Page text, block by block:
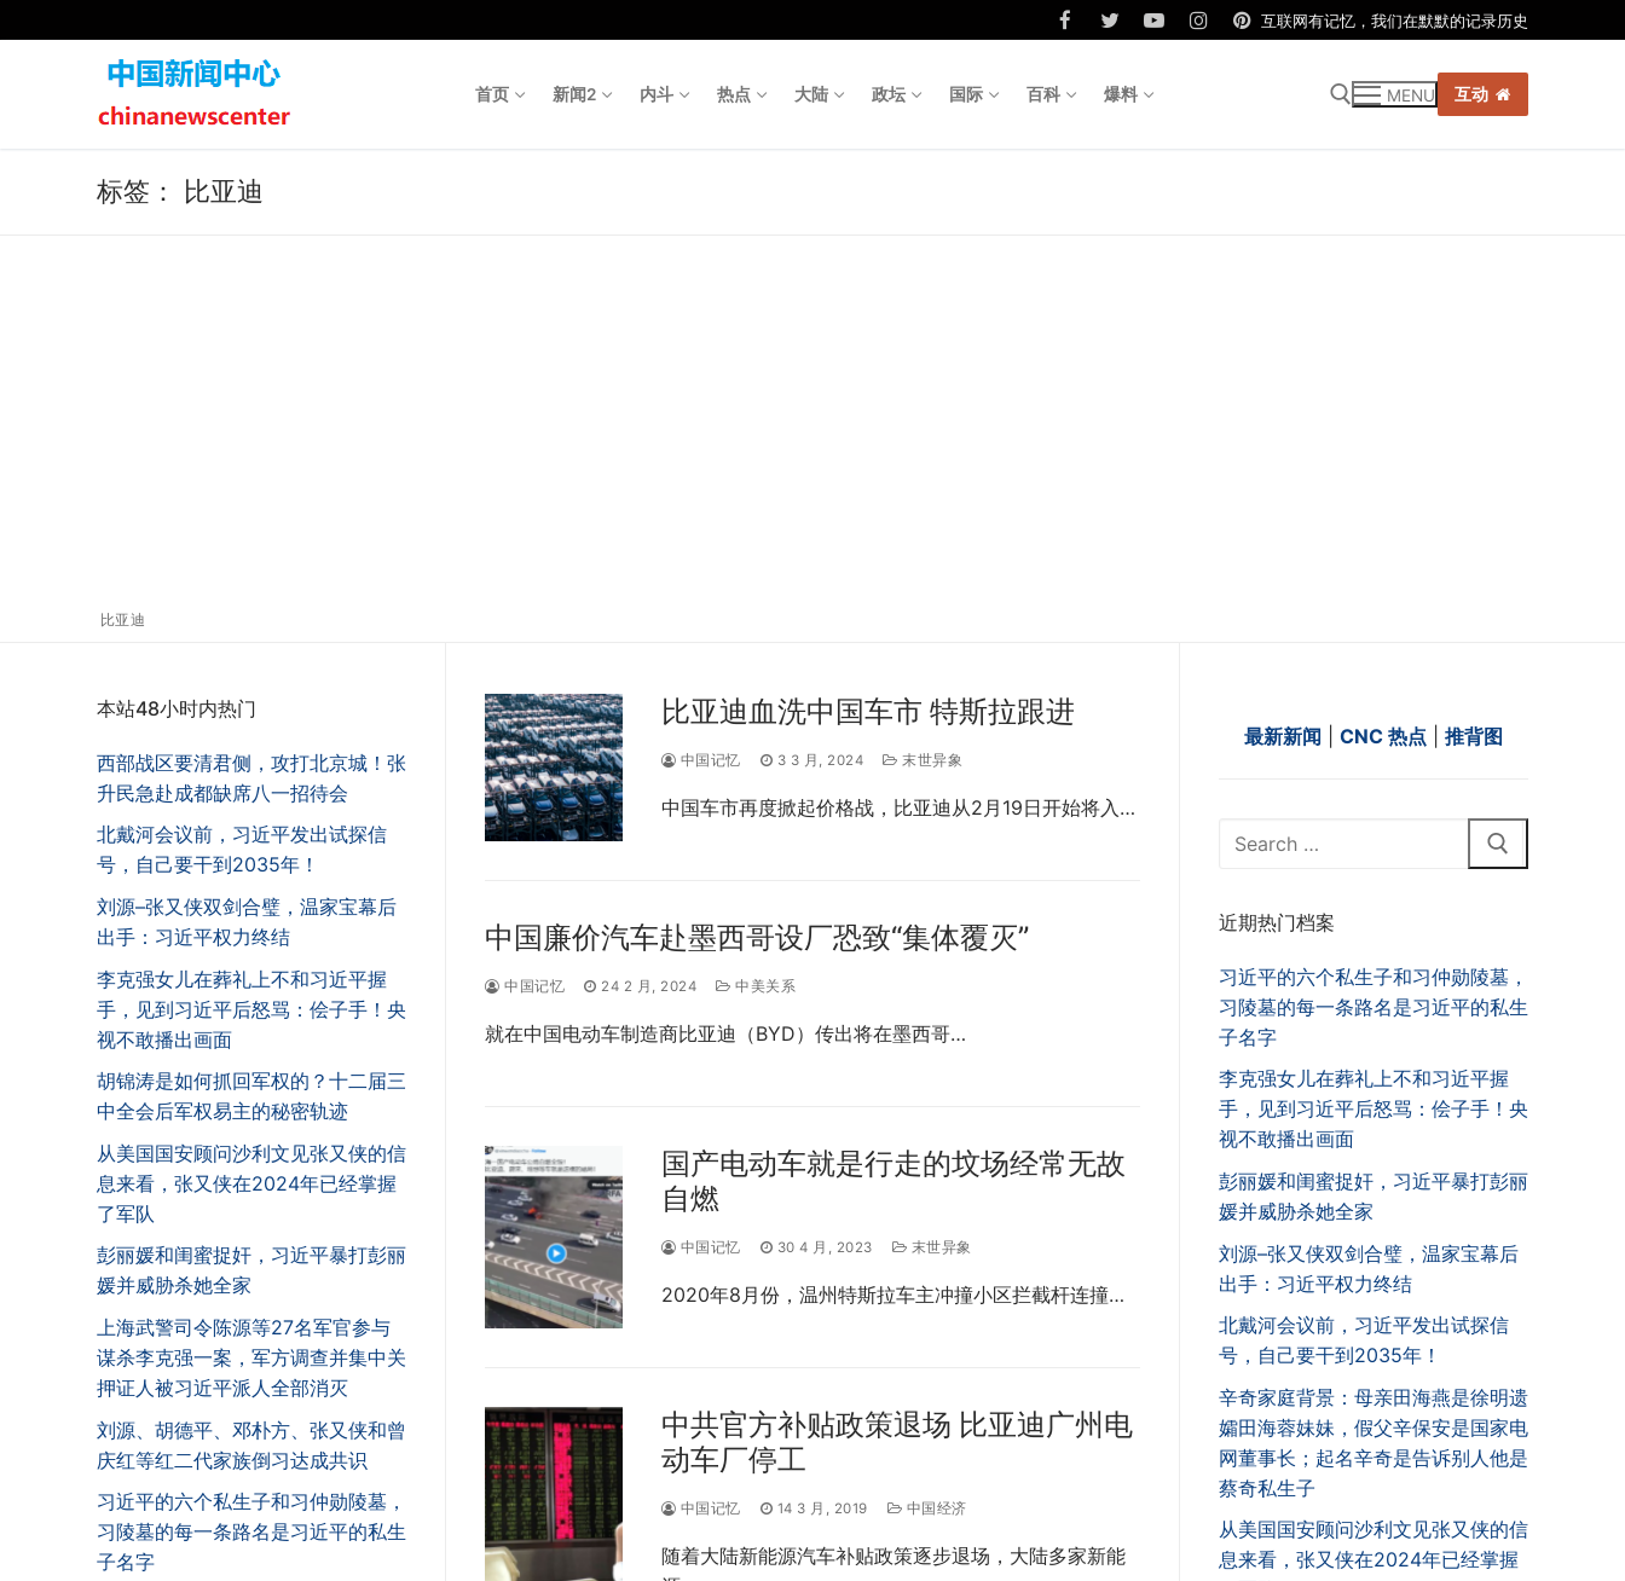
to
互联网有记忆，我们在默默的记录历史
首页 新闻2 内斗 热点 大陆 政坛 国际 百科 爆料 MENU 互动
标签： 比亚迪
比亚迪
比亚迪血洗中国车市 特斯拉跟进
中国记忆 3 3 月, 2024 末世异象
中国车市再度掀起价格战，比亚迪从2月19日开始将入…
中国廉价汽车赴墨西哥设厂恐致“集体覆灭”
中国记忆 24 2 月, 2024 中美关系
就在中国电动车制造商比亚迪（BYD）传出将在墨西哥…
国产电动车就是行走的坟场经常无故
自燃
中国记忆 30 4 月, 2023 末世异象
2020年8月份，温州特斯拉车主冲撞小区拦截杆连撞…
中共官方补贴政策退场 比亚迪广州电
动车厂停工
中国记忆 14 3 月, 2019 中国经济
随着大陆新能源汽车补贴政策逐步退场，大陆多家新能
最新新闻 CNC 热点 推背图
Search
近期热门档案
习近平的六个私生子和习仲勋陵墓，
习陵墓的每一条路名是习近平的私生
子名字
李克强女儿在葬礼上不和习近平握
手，见到习近平后怒骂：侩子手！央
视不敢播出画面
彭丽媛和闺蜜捉奸，习近平暴打彭丽
媛并威胁杀她全家
刘源–张又侠双剑合璧，温家宝幕后
出手：习近平权力终结
北戴河会议前，习近平发出试探信
号，自己要干到2035年！
辛奇家庭背景：母亲田海燕是徐明遗
孀田海蓉妹妹，假父辛保安是国家电
网董事长；起名辛奇是告诉别人他是
蔡奇私生子
从美国国安顾问沙利文见张又侠的信
息来看，张又侠在2024年已经掌握
本站48小时内热门
西部战区要清君侧，攻打北京城！张
升民急赴成都缺席八一招待会
北戴河会议前，习近平发出试探信
号，自己要干到2035年！
刘源–张又侠双剑合璧，温家宝幕后
出手：习近平权力终结
李克强女儿在葬礼上不和习近平握
手，见到习近平后怒骂：侩子手！央
视不敢播出画面
胡锦涛是如何抓回军权的？十二届三
中全会后军权易主的秘密轨迹
从美国国安顾问沙利文见张又侠的信
息来看，张又侠在2024年已经掌握
了军队
彭丽媛和闺蜜捉奸，习近平暴打彭丽
媛并威胁杀她全家
上海武警司令陈源等27名军官参与
谋杀李克强一案，军方调查并集中关
押证人被习近平派人全部消灭
刘源、胡德平、邓朴方、张又侠和曾
庆红等红二代家族倒习达成共识
习近平的六个私生子和习仲勋陵墓，
习陵墓的每一条路名是习近平的私生
子名字